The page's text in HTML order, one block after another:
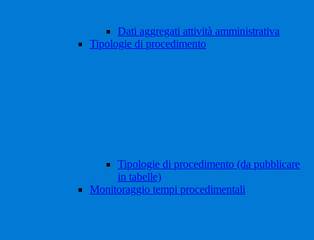
Dati aggregati attività amministrativa
Tipologie di procedimento
Tipologie di procedimento (da pubblicare
in tabelle)
Monitoraggio tempi procedimentali